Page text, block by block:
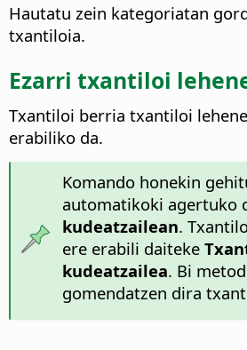
Hautatu zein kategoriatan
txantiloia.
Ezarri txantiloi
Txantiloi berria txantiloi
erabiliko da.
Komando honekin
automatikoki agertuko
kudeatzailean.
ere erabili daiteke
kudeatzailea. Bi
gomendatzen dira